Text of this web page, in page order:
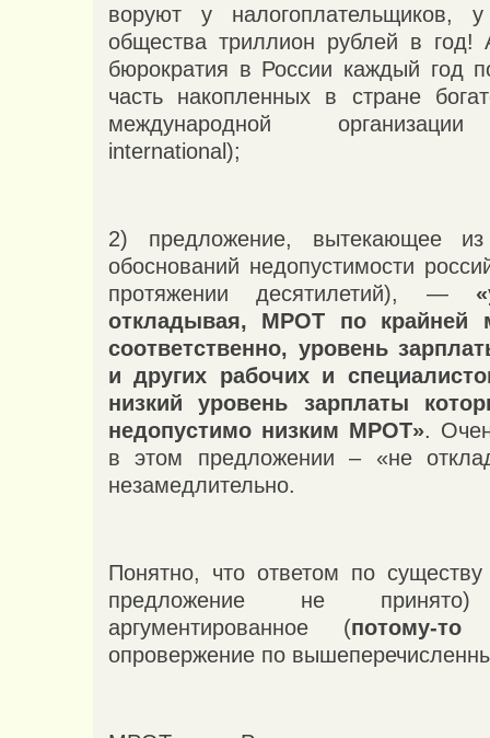
воруют у налогоплательщиков,
общества триллион рублей в год!
бюрократия в России каждый год
часть накопленных в стране
международной
international);
2) предложение, вытекающее из
обоснований недопустимости
протяжении десятилетий), —
откладывая, МРОТ по
соответственно, уровень
и других рабочих и
низкий уровень зарплаты
недопустимо низким МРОТ».
в этом предложении – «не
незамедлительно.
Понятно, что ответом по
предложение не
аргументированное (потому-
опровержение по